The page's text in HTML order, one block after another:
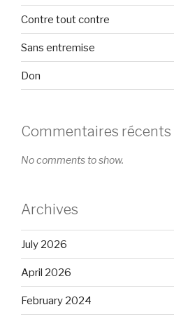
Contre tout contre
Sans entremise
Don
Commentaires récents
No comments to show.
Archives
July 2026
April 2026
February 2024